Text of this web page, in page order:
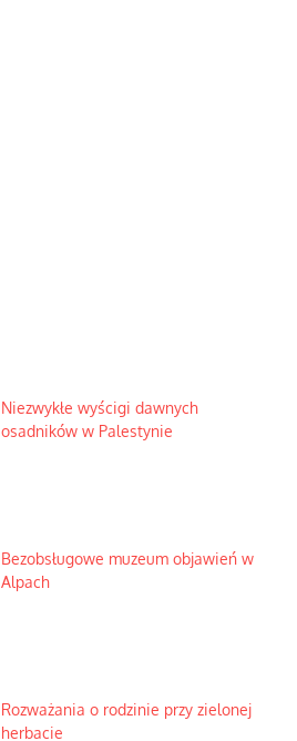
Niezwykłe wyścigi dawnych
osadników w Palestynie
Bezobsługowe muzeum objawień w
Alpach
Rozważania o rodzinie przy zielonej
herbacie